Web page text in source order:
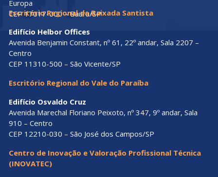
Europa
CEP 17017-000 – Bauru/SP
Escritório Regional da Baixada Santista
Edifício Helbor Offices
Avenida Benjamin Constant, nº 61, 22º andar, Sala 2207 –
Centro
CEP 11310-500 – São Vicente/SP
Escritório Regional do Vale do Paraíba
Edifício Osvaldo Cruz
Avenida Marechal Floriano Peixoto, nº 347, 9º andar, Sala
910 – Centro
CEP 12210-030 – São José dos Campos/SP
Centro de Inovação e Valoração Profissional Técnica
(INOVATEC)